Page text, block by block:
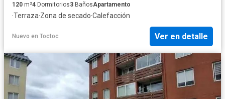
120 m²4 Dormitorios3 BañosApartamento
·Terraza·Zona de secado·Calefacción
Nuevo en Toctoc Ver en detalle